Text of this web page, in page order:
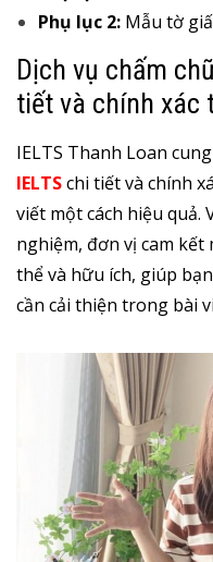
Phụ lục 2: Mẫu tờ
Dịch vụ chấm
tiết và chính xác
IELTS Thanh Loan
IELTSchi tiết và chính
viết một cách hiệu quả.
nghiệm, đơn vị cam
thể và hữu ích, giúp
cần cải thiện trong bài